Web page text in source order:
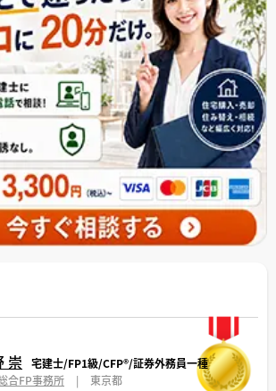
崇
宅建士/FP1級/CFP®️/証券外務員一種
合FP事務所
| 東京都